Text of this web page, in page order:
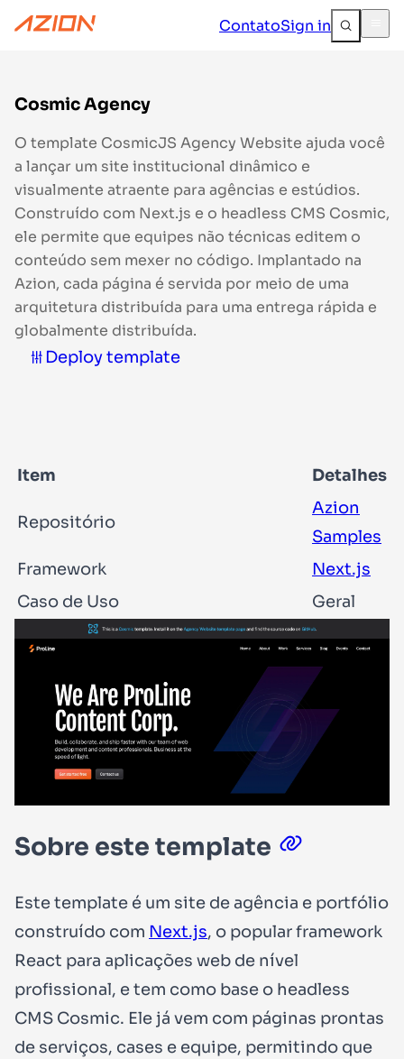
ContatoSign in
Cosmic Agency
O template CosmicJS Agency Website ajuda você
a lançar um site institucional dinâmico e
visualmente atraente para agências e estúdios.
Construído com Next.js e o headless CMS Cosmic,
ele permite que equipes não técnicas editem o
conteúdo sem mexer no código. Implantado na
Azion, cada página é servida por meio de uma
arquitetura distribuída para uma entrega rápida e
globalmente distribuída.
Deploy template
Item Detalhes
Repositório
Azion
Samples
Framework
Next.js
Caso de Uso
Geral
Sobre este template
Este template é um site de agência e portfólio
construído com Next.js, o popular framework
React para aplicações web de nível
profissional, e tem como base o headless
CMS Cosmic. Ele já vem com páginas prontas
de serviços, cases e equipe, permitindo que